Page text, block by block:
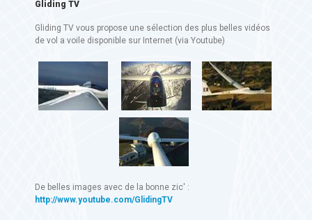
Gliding TV
Gliding TV vous propose une sélection des plus belles vidéos
de vol a voile disponible sur Internet (via Youtube)
De belles images avec de la bonne zic' :
http://www.youtube.com/GlidingTV